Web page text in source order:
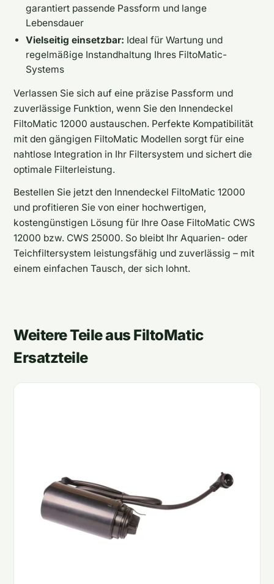
garantiert passende Passform und lange
Lebensdauer
Vielseitig einsetzbar: Ideal für Wartung und
regelmäßige Instandhaltung Ihres FiltoMatic-
Systems
Verlassen Sie sich auf eine präzise Passform und
zuverlässige Funktion, wenn Sie den Innendeckel
FiltoMatic 12000 austauschen. Perfekte Kompatibilität
mit den gängigen FiltoMatic Modellen sorgt für eine
nahtlose Integration in Ihr Filtersystem und sichert die
optimale Filterleistung.
Bestellen Sie jetzt den Innendeckel FiltoMatic 12000
und profitieren Sie von einer hochwertigen,
kostengünstigen Lösung für Ihre Oase FiltoMatic CWS
12000 bzw. CWS 25000. So bleibt Ihr Aquarien- oder
Teichfiltersystem leistungsfähig und zuverlässig – mit
einem einfachen Tausch, der sich lohnt.
Weitere Teile aus FiltoMatic
Ersatzteile